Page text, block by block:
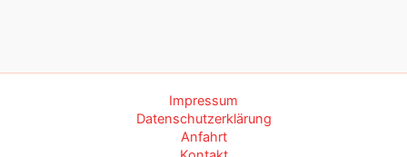
Impressum
Datenschutzerklärung
Anfahrt